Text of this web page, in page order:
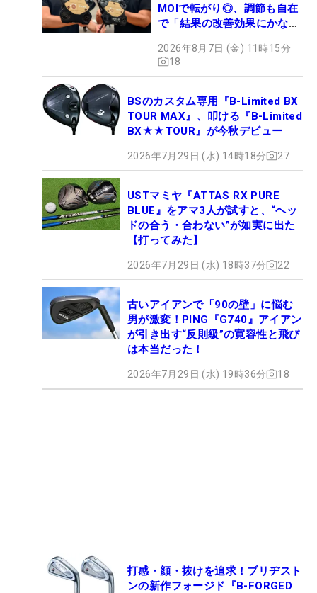
MOIで転がり◎、調節も自在
で「結果の改善効果にかなり
2026年8月7日 (金) 11時15分
18
BSのカスタム専用『B-Limited BX
TOUR MAX』、叩ける『B-Limited
BX★★TOUR』が今秋デビュー
2026年7月29日 (水) 14時18分 27
USTマミヤ『ATTAS RX PURE
BLUE』をアマ3人が試すと、“ヘッ
ドの合う・合わない”が如実に出た
【打ってみた】
2026年7月29日 (水) 18時37分 22
古いアイアンで「90の壁」に悩む
男が激変！PING『G740』アイアン
が引き出す“反則級”の寛容性と飛び
は本当だった！
2026年7月29日 (水) 19時36分 18
打感・顔・抜けを追求！ブリヂスト
ンの新作フォージド『B-FORGED